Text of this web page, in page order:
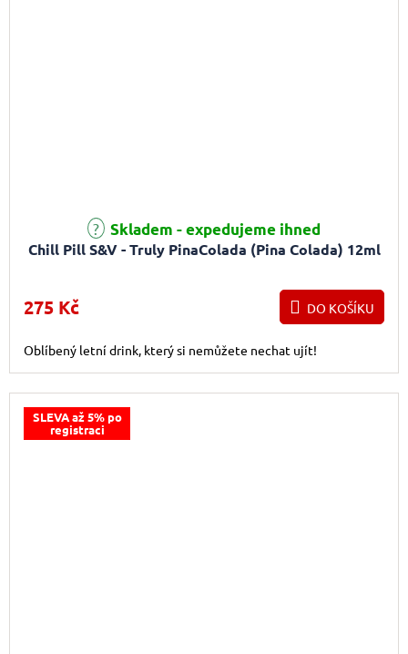
Chill Pill S&V - Truly PinaColada (Pina Colada) 12ml
Skladem - expedujeme ihned
275 Kč DO KOŠÍKU
Oblíbený letní drink, který si nemůžete nechat ujít!
SLEVA až 5% po
registraci